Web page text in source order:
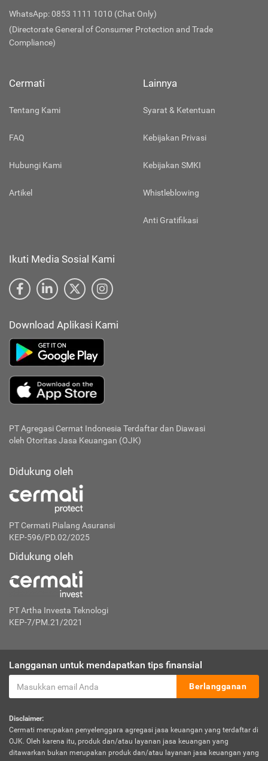
WhatsApp: 0853 1111 1010 (Chat Only)
(Directorate General of Consumer Protection and Trade
Compliance)
Cermati
Tentang Kami
FAQ
Hubungi Kami
Artikel
Lainnya
Syarat & Ketentuan
Kebijakan Privasi
Kebijakan SMKI
Whistleblowing
Anti Gratifikasi
Ikuti Media Sosial Kami
Download Aplikasi Kami
PT Agregasi Cermat Indonesia Terdaftar dan Diawasi
oleh Otoritas Jasa Keuangan (OJK)
Didukung oleh
PT Cermati Pialang Asuransi
KEP-596/PD.02/2025
Didukung oleh
PT Artha Investa Teknologi
KEP-7/PM.21/2021
Langganan untuk mendapatkan tips finansial
Berlangganan
Disclaimer:
Cermati merupakan penyelenggara agregasi jasa keuangan yang terdaftar di
OJK. Oleh karena itu, produk dan/atau layanan jasa keuangan yang
ditawarkan bukan merupakan produk dan/atau layanan jasa keuangan yang